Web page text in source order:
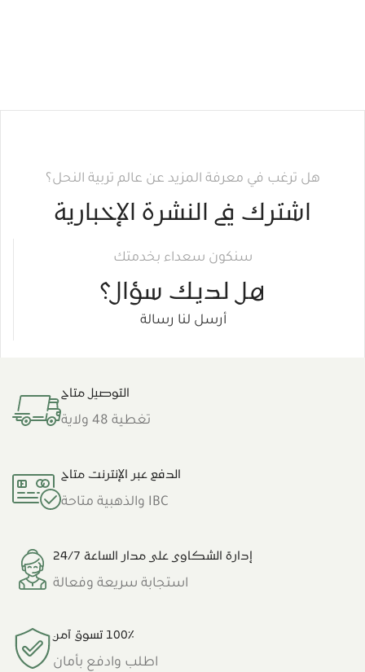
هل ترغب في معرفة المزيد عن عالم تربية النحل؟
اشترك في النشرة الإخبارية
سنكون سعداء بخدمتك
هل لديك سؤال؟
أرسل لنا رسالة
التوصيل متاح
تغطية 48 ولاية
الدفع عبر الإنترنت متاح
IBC والذهبية متاحة
إدارة الشكاوى على مدار الساعة 24/7
استجابة سريعة وفعالة
100٪ تسوق آمن
اطلب وادفع بأمان